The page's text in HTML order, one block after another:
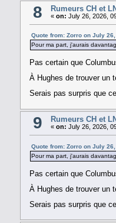
8 Rumeurs CH et
« on: July 26, 2026,
Quote from: Zorro on July
Pour ma part, j'aurais
Pas certain que
À Hughes de trouver un
Serais pas surpris que
9 Rumeurs CH et
« on: July 26, 2026,
Quote from: Zorro on July
Pour ma part, j'aurais
Pas certain que
À Hughes de trouver un
Serais pas surpris que